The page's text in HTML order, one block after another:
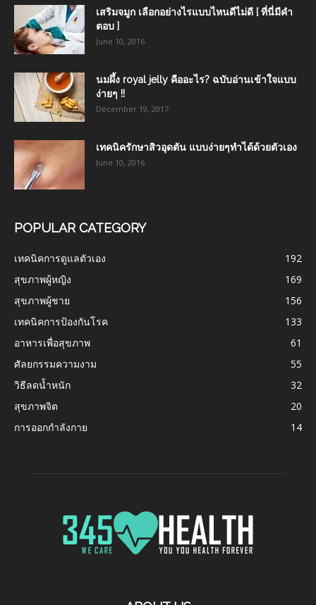
เสริมจมูก เลือกอย่างไรแบบไหนดีไม่ดี [ ที่นี่มีคำ
ตอบ ]
June 10, 2016
นมผึ้ง royal jelly คืออะไร? ฉบับอ่านเข้าใจแบบ
ง่ายๆ !!
December 19, 2017
เทคนิครักษาสิวอุดตัน แบบง่ายๆทำได้ด้วยตัวเอง
June 10, 2016
POPULAR CATEGORY
เทคนิคการดูแลตัวเอง
192
สุขภาพผู้หญิง
169
สุขภาพผู้ชาย
156
เทคนิคการป้องกันโรค
133
อาหารเพื่อสุขภาพ
61
ศัลยกรรมความงาม
55
วิธีลดน้ำหนัก
32
สุขภาพจิต
20
การออกกำลังกาย
14